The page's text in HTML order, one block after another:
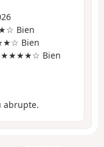
Bien
Bien
★★★★☆ Bien
abrupte.